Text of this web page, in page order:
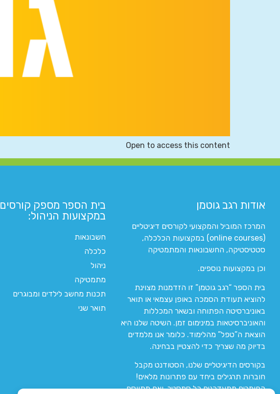
Open to access this content
אודות רגב גוטמן
המרכז המוביל והמקצועי לקורסים דיגיטליים
(online courses) במקצועות הכלכלה,
סטטיסטיקה, החשבונאות והמתמטיקה
וכן במקצועות נוספים.
בית הספר “רגב גוטמן” זו הזדמנות מצוינת
להוציא תעודת הסמכה באופן עצמאי או תואר
באוניברסיטה הפתוחה ובשאר המכללות
והאוניברסיטאות במינימום זמן. השיטה שלנו היא
הוצאת ה”טפל” מהלימוד. כלומר אנו מלמדים
בדיוק מה שצריך כדי להצטיין בבחינה.
בקורסים הדיגיטליים שלנו, הסטודנט מקבל
חוברות תרגילים ביחד עם פתרונות מלאים!
החומרים מתעדכנים כל סמסטר, ואם מתווסף
בית הספר מספק קורסים
במקצועות הניהול:
חשבונאות
כלכלה
ניהול
מתמטיקה
תכנות מחשב לילדים ומבוגרים
תואר שני